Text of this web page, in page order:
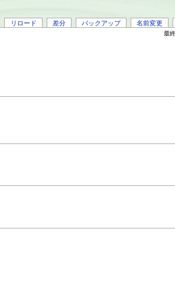
リロード 差分 バックアップ 名前変更
最